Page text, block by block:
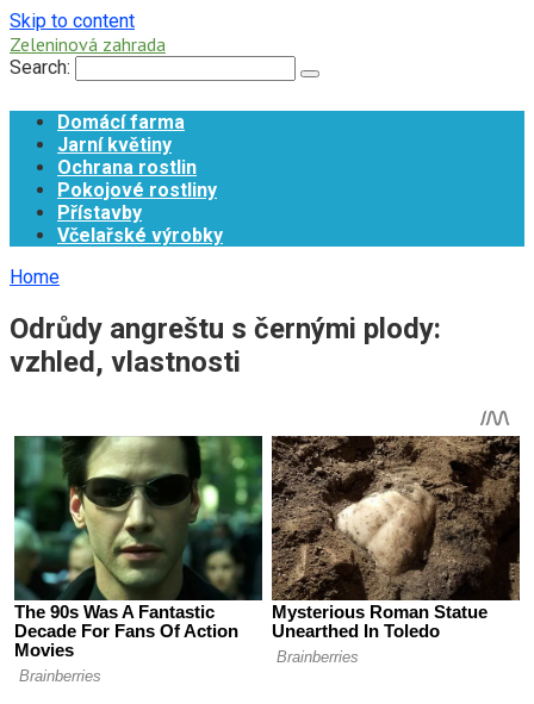
Skip to content
Zeleninová zahrada
Search:
Domácí farma
Jarní květiny
Ochrana rostlin
Pokojové rostliny
Přístavby
Včelařské výrobky
Home
Odrůdy angreštu s černými plody:
vzhled, vlastnosti